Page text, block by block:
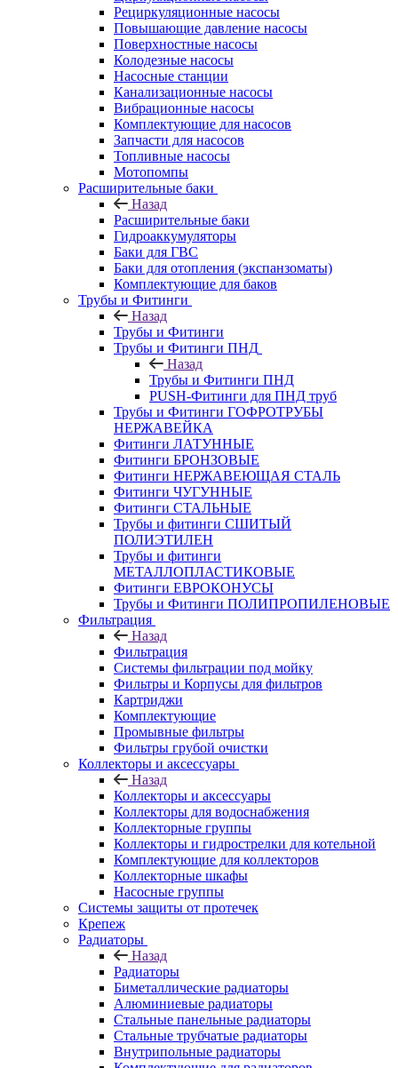
Рециркуляционные насосы
Повышающие давление насосы
Поверхностные насосы
Колодезные насосы
Насосные станции
Канализационные насосы
Вибрационные насосы
Комплектующие для насосов
Запчасти для насосов
Топливные насосы
Мотопомпы
Расширительные баки
Назад
Расширительные баки
Гидроаккумуляторы
Баки для ГВС
Баки для отопления (экспанзоматы)
Комплектующие для баков
Трубы и Фитинги
Назад
Трубы и Фитинги
Трубы и Фитинги ПНД
Назад
Трубы и Фитинги ПНД
PUSH-Фитинги для ПНД труб
Трубы и Фитинги ГОФРОТРУБЫ
НЕРЖАВЕЙКА
Фитинги ЛАТУННЫЕ
Фитинги БРОНЗОВЫЕ
Фитинги НЕРЖАВЕЮЩАЯ СТАЛЬ
Фитинги ЧУГУННЫЕ
Фитинги СТАЛЬНЫЕ
Трубы и фитинги СШИТЫЙ
ПОЛИЭТИЛЕН
Трубы и фитинги
МЕТАЛЛОПЛАСТИКОВЫЕ
Фитинги ЕВРОКОНУСЫ
Трубы и Фитинги ПОЛИПРОПИЛЕНОВЫЕ
Фильтрация
Назад
Фильтрация
Системы фильтрации под мойку
Фильтры и Корпусы для фильтров
Картриджи
Комплектующие
Промывные фильтры
Фильтры грубой очистки
Коллекторы и аксессуары
Назад
Коллекторы и аксессуары
Коллекторы для водоснабжения
Коллекторные группы
Коллекторы и гидрострелки для котельной
Комплектующие для коллекторов
Коллекторные шкафы
Насосные группы
Системы защиты от протечек
Крепеж
Радиаторы
Назад
Радиаторы
Биметаллические радиаторы
Алюминиевые радиаторы
Стальные панельные радиаторы
Стальные трубчатые радиаторы
Внутрипольные радиаторы